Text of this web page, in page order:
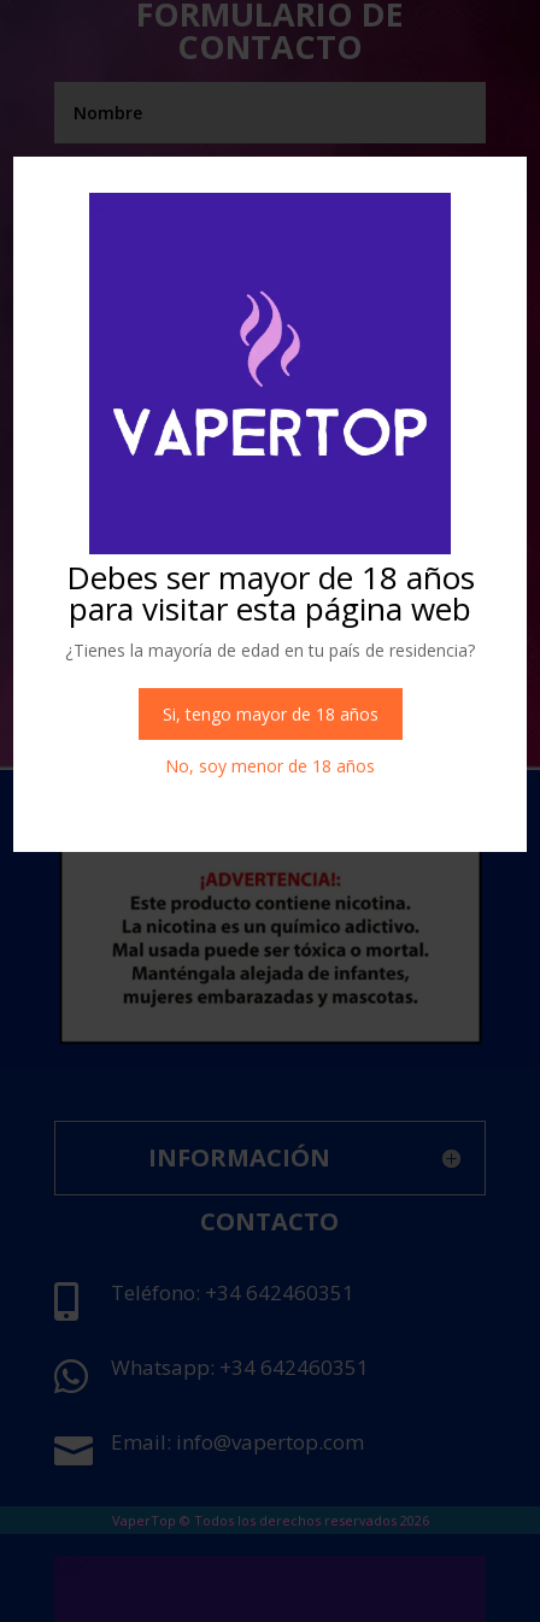
Debes ser mayor de 18 años
para visitar esta página web
¿Tienes la mayoría de edad en tu país de residencia?
Si, tengo mayor de 18 años
No, soy menor de 18 años
FORMULARIO DE
CONTACTO
Acepto la Política de Privacidad
13 + 10= Enviar
INFORMACIÓN
CONTACTO
 Teléfono: +34 642460351
 Whatsapp: +34 642460351
 Email: info@vapertop.com
VaperTop © Todos los derechos reservados 2026